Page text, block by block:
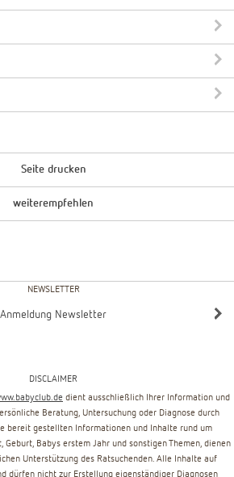
Seite drucken
weiterempfehlen
NEWSLETTER
Anmeldung Newsletter
DISCLAIMER
dient ausschließlich Ihrer Information und
Beratung, Untersuchung oder Diagnose durch
bereit gestellten Informationen und Inhalte rund um
Geburt, Babys erstem Jahr und sonstigen Themen, dienen
Unterstützung des Ratsuchenden. Alle Inhalte auf
dürfen nicht zur Erstellung eigenständiger Diagnosen